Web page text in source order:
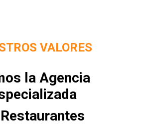
VALORES
la Agencia